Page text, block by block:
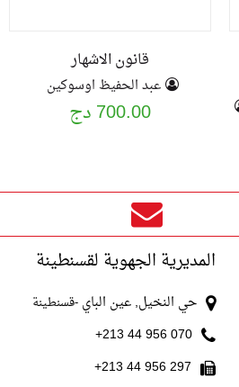
قانون الاشهار
عبد الحفيظ اوسوكين
700.00 دج
المديرية الجهوية لقسنطينة
حي النخيل, عين الباي -قسنطينة
070 956 44 213+
297 956 44 213+